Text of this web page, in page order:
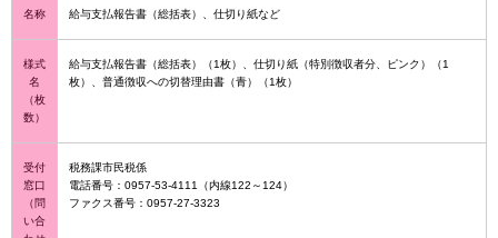
名称 給与支払報告書（総括表）、仕切り紙など
様式
名
（枚
数）
給与支払報告書（総括表）（1枚）、仕切り紙（特別徴収者分、ピンク）（1
枚）、普通徴収への切替理由書（青）（1枚）
受付
窓口
（問
い合
税務課市民税係
電話番号：0957-53-4111（内線122～124）
ファクス番号：0957-27-3323